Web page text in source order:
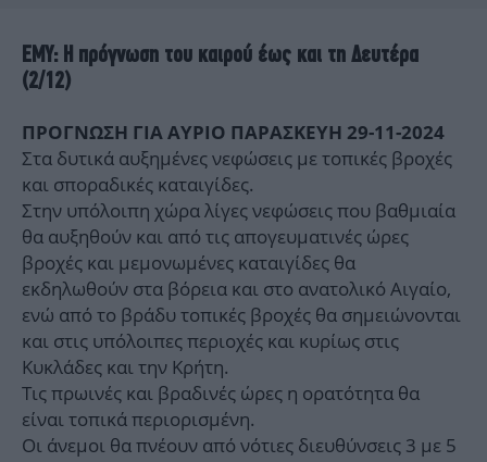
ΕΜΥ: Η πρόγνωση του καιρού έως και τη Δευτέρα
(2/12)
ΠΡΟΓΝΩΣΗ ΓΙΑ ΑΥΡΙΟ ΠΑΡΑΣΚΕΥΗ 29-11-2024
Στα δυτικά αυξημένες νεφώσεις με τοπικές βροχές
και σποραδικές καταιγίδες.
Στην υπόλοιπη χώρα λίγες νεφώσεις που βαθμιαία
θα αυξηθούν και από τις απογευματινές ώρες
βροχές και μεμονωμένες καταιγίδες θα
εκδηλωθούν στα βόρεια και στο ανατολικό Αιγαίο,
ενώ από το βράδυ τοπικές βροχές θα σημειώνονται
και στις υπόλοιπες περιοχές και κυρίως στις
Κυκλάδες και την Κρήτη.
Τις πρωινές και βραδινές ώρες η ορατότητα θα
είναι τοπικά περιορισμένη.
Οι άνεμοι θα πνέουν από νότιες διευθύνσεις 3 με 5